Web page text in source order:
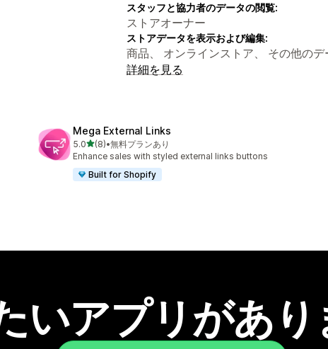
スタッフと協力者のデータの閲覧:
ストアオーナー
ストアデータを表示および編集:
商品、 オンラインストア、 その他のデ
詳細を見る
Mega External Links
5.05つ星中
(8)
合計レビュー数：8件
•無料プランあり
Enhance sales with styled external links buttons
Built for Shopify
いアプリがあり